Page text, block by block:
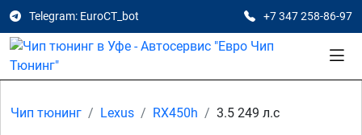
Telegram: EuroCT_bot +7 347 258-86-97
Чип тюнинг Lexus RX450h 3.5 249 л.с